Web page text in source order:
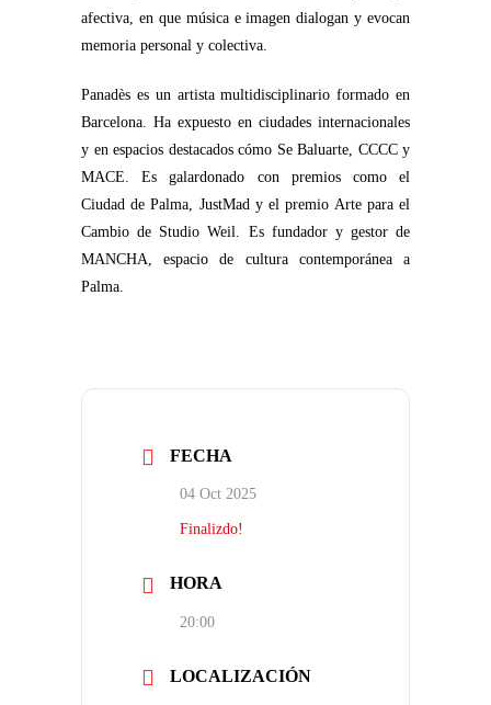
afectiva, en que música e imagen dialogan y evocan
memoria personal y colectiva.
Panadès es un artista multidisciplinario formado en
Barcelona. Ha expuesto en ciudades internacionales
y en espacios destacados cómo Se Baluarte, CCCC y
MACE. Es galardonado con premios como el
Ciudad de Palma, JustMad y el premio Arte para el
Cambio de Studio Weil. Es fundador y gestor de
MANCHA, espacio de cultura contemporánea a
Palma.
FECHA
04 Oct 2025
Finalizdo!
HORA
20:00
LOCALIZACIÓN